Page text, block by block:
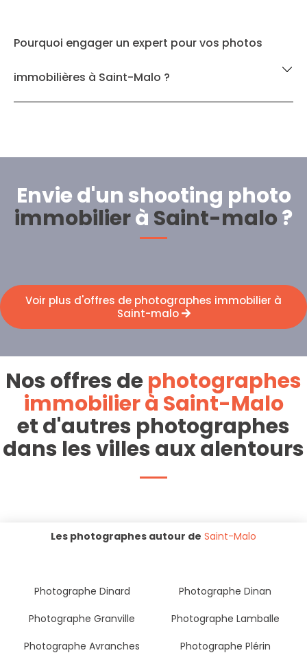
Pourquoi engager un expert pour vos photos
immobilières à Saint-Malo ?
Envie d'un shooting photo
immobilierà Saint-malo?
Voir plus d'offres de photographes immobilier à
Saint-malo
Nos offres dephotographes
immobilier à Saint-Malo
et d'autres photographes
dans les villes aux alentours
Les photographes autour de Saint-Malo
Photographe Dinard
Photographe Dinan
Photographe Granville
Photographe Lamballe
Photographe Avranches
Photographe Plérin